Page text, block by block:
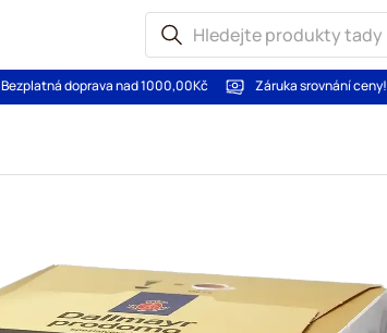
Bezplatná doprava nad 1000,00Kč Záruka srovnání ceny!